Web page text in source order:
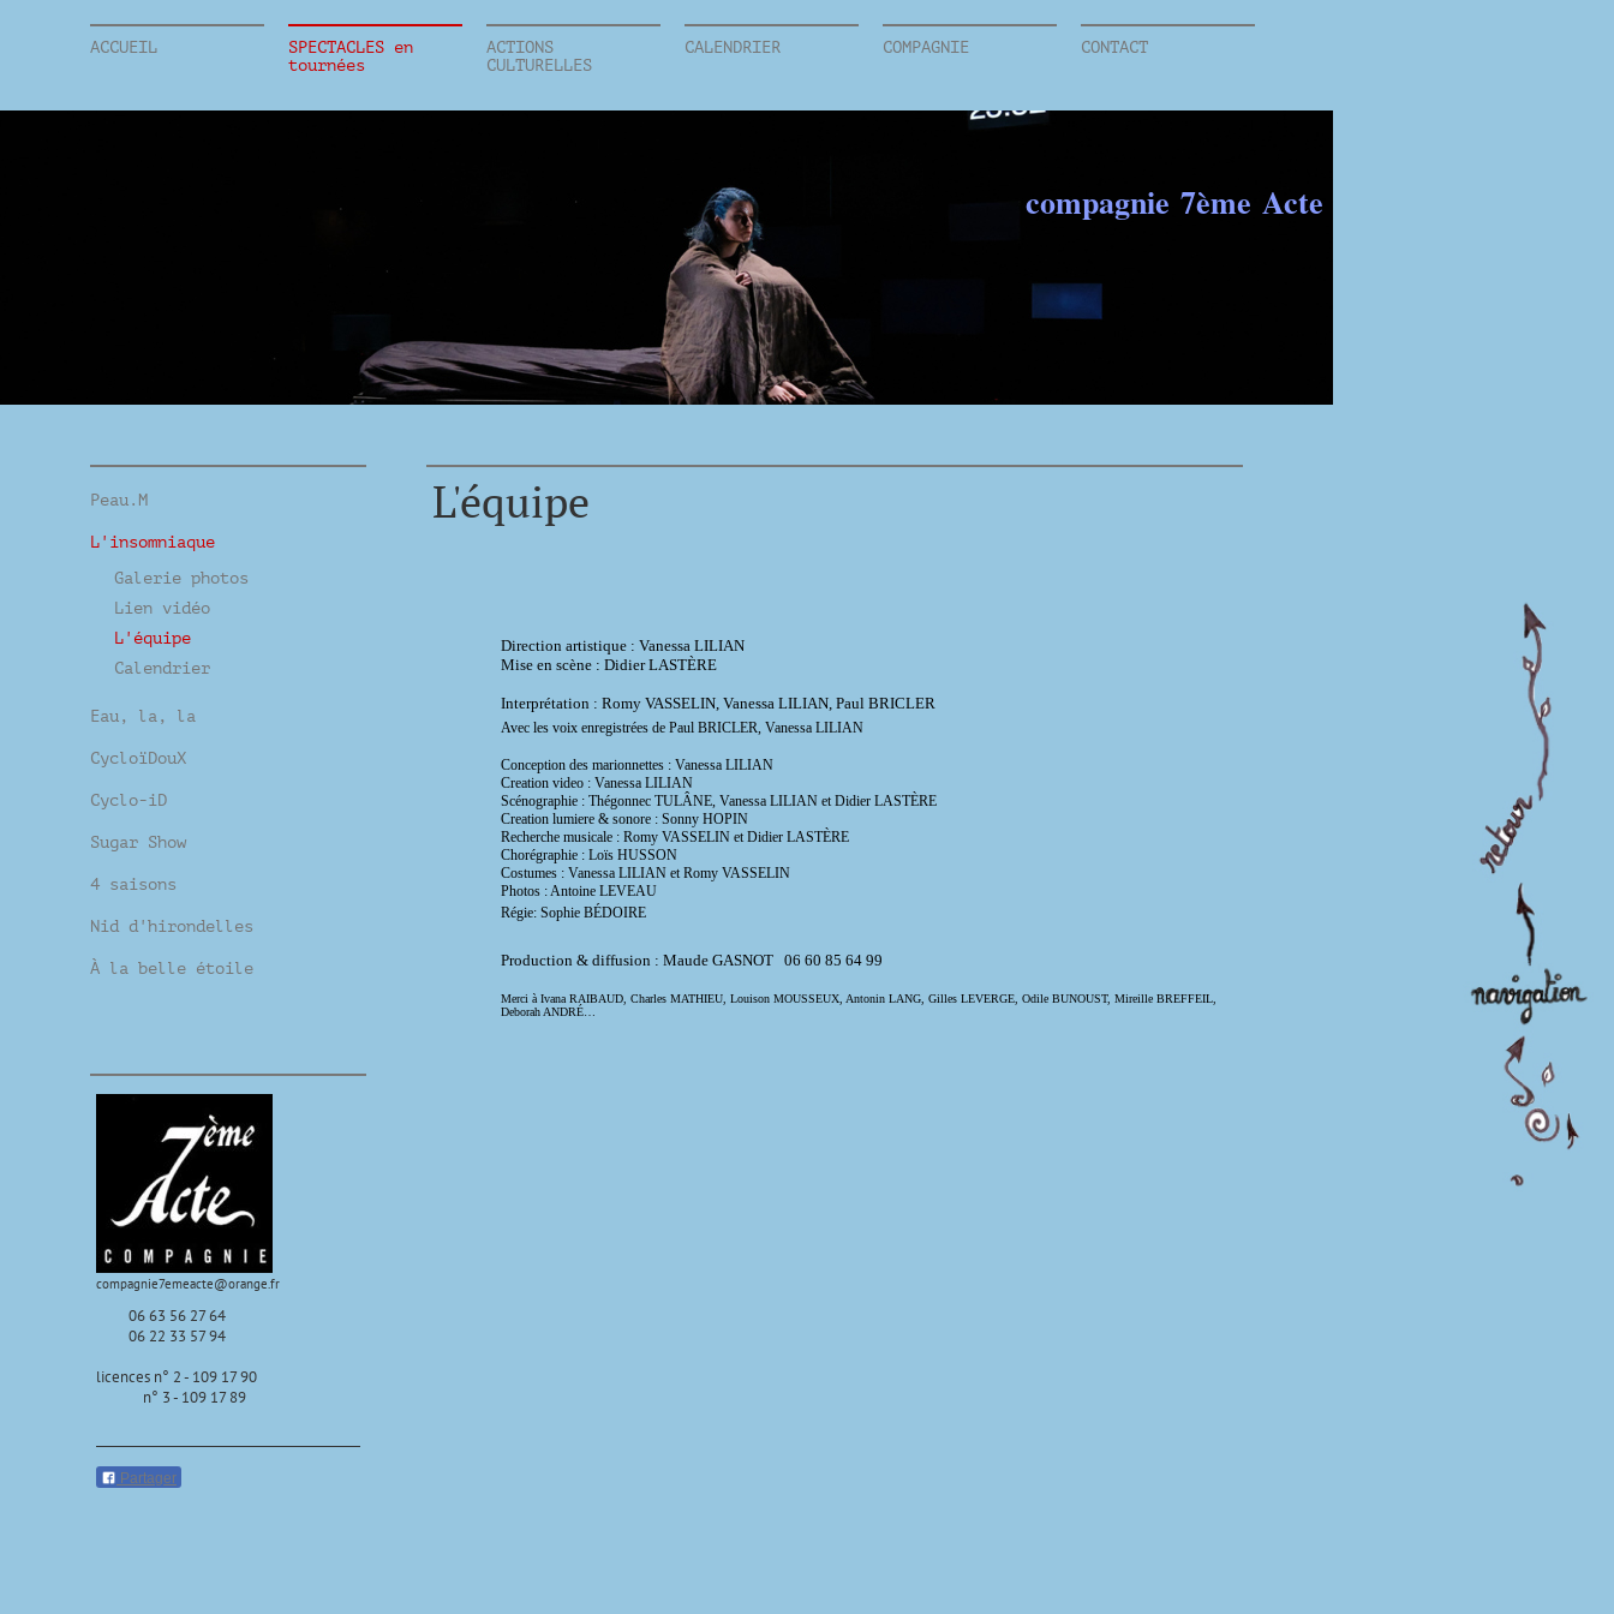
ACCUEIL
SPECTACLES en
tournées
ACTIONS
CULTURELLES
CALENDRIER COMPAGNIE CONTACT
compagnie 7ème Acte
Peau.M
L'insomniaque
Galerie photos
Lien vidéo
L'équipe
Calendrier
Eau, la, la
CycloïDouX
Cyclo-iD
Sugar Show
4 saisons
Nid d'hirondelles
À la belle étoile
compagnie7emeacte@orange.fr
06 63 56 27 64
06 22 33 57 94
licences n° 2 - 109 17 90
n° 3 - 109 17 89
Partager
L'équipe
Direction artistique : Vanessa LILIAN
Mise en scène : Didier LASTÈRE
Interprétation : Romy VASSELIN, Vanessa LILIAN, Paul BRICLER
Avec les voix enregistrées de Paul BRICLER, Vanessa LILIAN
Conception des marionnettes : Vanessa LILIAN
Creation video : Vanessa LILIAN
Scénographie : Thégonnec TULÂNE, Vanessa LILIAN et Didier LASTÈRE
Creation lumiere & sonore : Sonny HOPIN
Recherche musicale : Romy VASSELIN et Didier LASTÈRE
Chorégraphie : Loïs HUSSON
Costumes : Vanessa LILIAN et Romy VASSELIN
Photos : Antoine LEVEAU
Régie: Sophie BÉDOIRE
Production & diffusion : Maude GASNOT 06 60 85 64 99
Merci à Ivana RAIBAUD, Charles MATHIEU, Louison MOUSSEUX, Antonin LANG, Gilles LEVERGE, Odile BUNOUST, Mireille BREFFEIL,
Deborah ANDRÉ…